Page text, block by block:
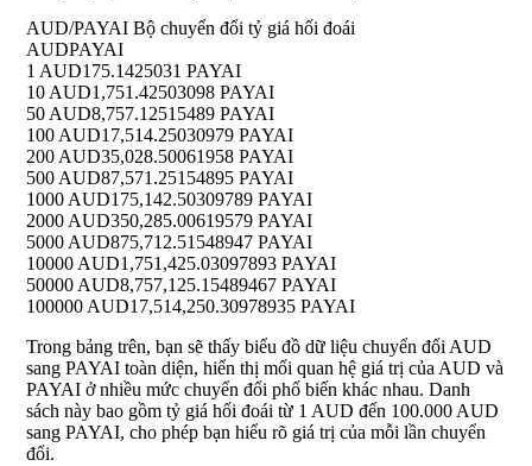
AUD/PAYAI Bộ chuyển đổi tỷ giá hối đoái
AUDPAYAI
1 AUD175.1425031 PAYAI
10 AUD1,751.42503098 PAYAI
50 AUD8,757.12515489 PAYAI
100 AUD17,514.25030979 PAYAI
200 AUD35,028.50061958 PAYAI
500 AUD87,571.25154895 PAYAI
1000 AUD175,142.50309789 PAYAI
2000 AUD350,285.00619579 PAYAI
5000 AUD875,712.51548947 PAYAI
10000 AUD1,751,425.03097893 PAYAI
50000 AUD8,757,125.15489467 PAYAI
100000 AUD17,514,250.30978935 PAYAI
Trong bảng trên, bạn sẽ thấy biểu đồ dữ liệu chuyển đổi AUD
sang PAYAI toàn diện, hiển thị mối quan hệ giá trị của AUD và
PAYAI ở nhiều mức chuyển đổi phổ biến khác nhau. Danh
sách này bao gồm tỷ giá hối đoái từ 1 AUD đến 100.000 AUD
sang PAYAI, cho phép bạn hiểu rõ giá trị của mỗi lần chuyển
đổi.